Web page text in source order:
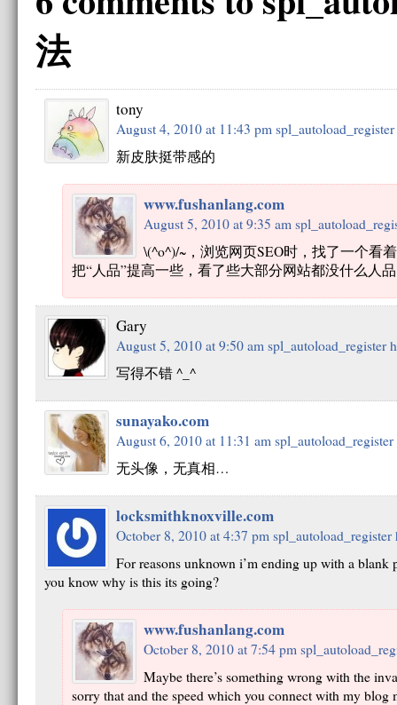
法
tony
August 4, 2010 at 11:43 pm
新皮肤挺带感的
www.fushanlang.com
August 5, 2010 at 9:35 am
\(^o^)/~，浏览网页SEO时，找了一个看
把“人品”提高一些，看了些大部分网站都没什么人
Gary
August 5, 2010 at 9:50 am spl_autoload_register
写得不错 ^_^
sunayako.com
August 6, 2010 at 11:31 am
无头像，无真相…
locksmithknoxville.com
October 8, 2010 at 4:37 pm spl_autoload_register
For reasons unknown i’m ending up with a
you know why is this its going?
www.fushanlang.com
October 8, 2010 at 7:54 pm
Maybe there’s something wrong with the
sorry that and the speed which you connect with my blog